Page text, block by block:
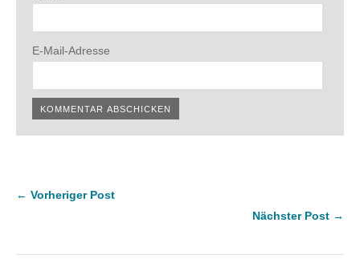
E-Mail-Adresse
← Vorheriger Post
Nächster Post →